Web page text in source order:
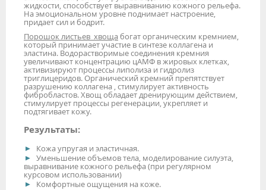
жидкости, способствует выравниванию кожного рельефа.
На эмоциональном уровне поднимает настроение,
придает сил и бодрит.
Порошок листьев хвоща богат органическим кремнием,
который принимает участие в синтезе коллагена и
эластина. Водорастворимые соединения кремния
увеличивают концентрацию цАМФ в жировых клетках,
активизируют процессы липолиза и гидролиз
триглицеридов. Органический кремний препятствует
разрушению коллагена , стимулирует активность
фибробластов. Хвощ обладает дренирующим действием,
стимулирует процессы регенерации, укрепляет и
подтягивает кожу.
Результаты:
Кожа упругая и эластичная.
Уменьшение объемов тела, моделирование силуэта,
выравнивание кожного рельефа (при регулярном
курсовом использовании)
Комфортные ощущения на коже.